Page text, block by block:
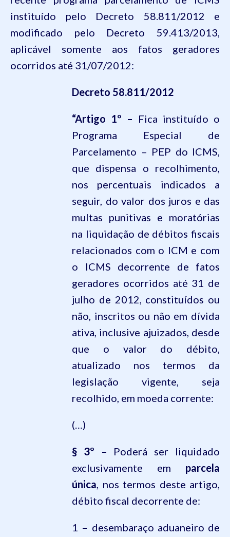
instituído pelo Decreto 58.811/2012 e
modificado pelo Decreto 59.413/2013,
aplicável somente aos fatos geradores
ocorridos até 31/07/2012:
Decreto 58.811/2012
“Artigo 1º – Fica instituído o
Programa Especial de
Parcelamento – PEP do ICMS,
que dispensa o recolhimento,
nos percentuais indicados a
seguir, do valor dos juros e das
multas punitivas e moratórias
na liquidação de débitos fiscais
relacionados com o ICM e com
o ICMS decorrente de fatos
geradores ocorridos até 31 de
julho de 2012, constituídos ou
não, inscritos ou não em dívida
ativa, inclusive ajuizados, desde
que o valor do débito,
atualizado nos termos da
legislação vigente, seja
recolhido, em moeda corrente:
(…)
§ 3º – Poderá ser liquidado
exclusivamente em parcela
única, nos termos deste artigo,
débito fiscal decorrente de:
1 – desembaraço aduaneiro de